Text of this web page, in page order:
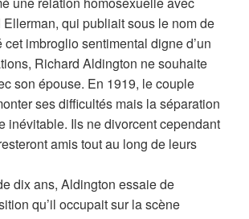
qui publiait sous le nom de
cet imbroglio sentimental digne d’un
Richard Aldington ne souhaite
son épouse. En 1919, le couple
ses difficultés mais la séparation
inévitable. Ils ne divorcent cependant
amis tout au long de leurs
dix ans, Aldington essaie de
qu’il occupait sur la scène